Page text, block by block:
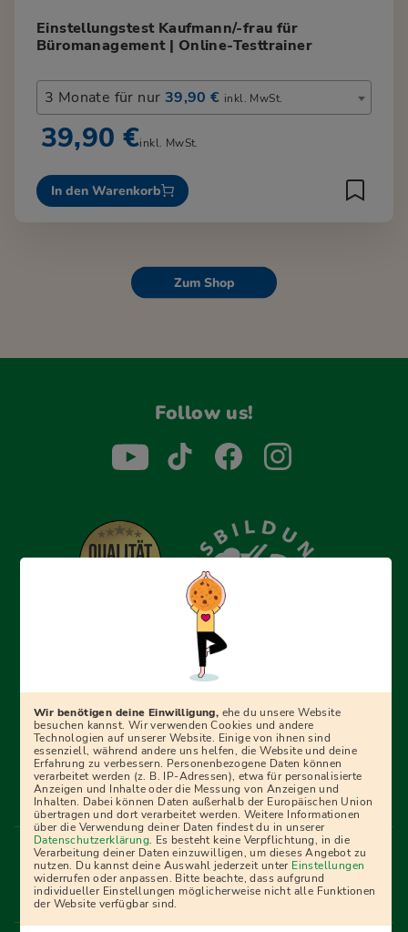
Einstellungstest Kaufmann/-frau für
Büromanagement | Online-Testtrainer
3 Monate für nur 39,90 € inkl. MwSt.
39,90 €inkl. MwSt.
In den Warenkorb
Zum Shop
Follow us!
Erfolgreich bewerben mit Ausbildungspark: Wir
begleiten dich Schritt für Schritt bei deinem Start in den
Ratgebern und Prüfungspaketen, interaktiven
Videokursen und vielem mehr. Für alle, die was werden
wollen!
Menü Fußleiste
Impressum Bildquellen Presse
Mediadaten
Partner
AGB Datenschutz
Widerrufsbelehrung
Bestellung
Affiliate Partner Cookies
Wir benötigen deine Einwilligung, ehe du unsere Website
besuchen kannst. Wir verwenden Cookies und andere
Technologien auf unserer Website. Einige von ihnen sind
essenziell, während andere uns helfen, die Website und deine
Erfahrung zu verbessern. Personenbezogene Daten können
verarbeitet werden (z. B. IP-Adressen), etwa für personalisierte
Anzeigen und Inhalte oder die Messung von Anzeigen und
Inhalten. Dabei können Daten außerhalb der Europäischen Union
übertragen und dort verarbeitet werden. Weitere Informationen
über die Verwendung deiner Daten findest du in unserer
Datenschutzerklärung. Es besteht keine Verpflichtung, in die
Verarbeitung deiner Daten einzuwilligen, um dieses Angebot zu
nutzen. Du kannst deine Auswahl jederzeit unter Einstellungen
widerrufen oder anpassen. Bitte beachte, dass aufgrund
individueller Einstellungen möglicherweise nicht alle Funktionen
der Website verfügbar sind.